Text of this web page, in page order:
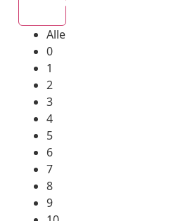
Alle
0
1
2
3
4
5
6
7
8
9